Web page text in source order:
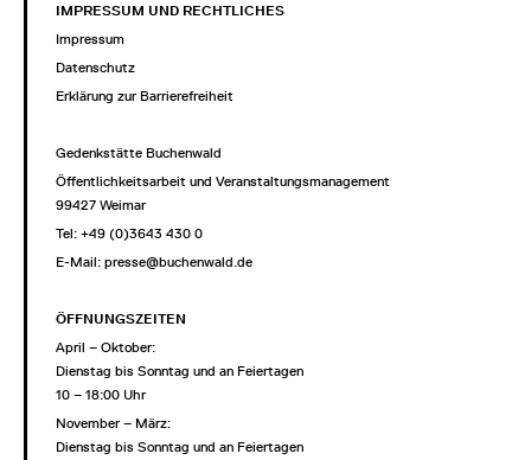
IMPRESSUM UND RECHTLICHES
Impressum
Datenschutz
Erklärung zur Barrierefreiheit
Gedenkstätte Buchenwald
Öffentlichkeitsarbeit und Veranstaltungsmanagement
99427 Weimar
Tel: +49 (0)3643 430 0
E-Mail: presse@buchenwald.de
ÖFFNUNGSZEITEN
April – Oktober:
Dienstag bis Sonntag und an Feiertagen
10 – 18:00 Uhr
November – März:
Dienstag bis Sonntag und an Feiertagen